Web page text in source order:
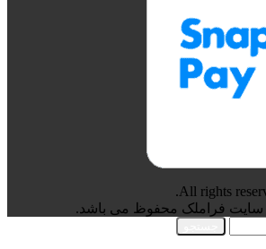
فراملک محفوظ می باشد.